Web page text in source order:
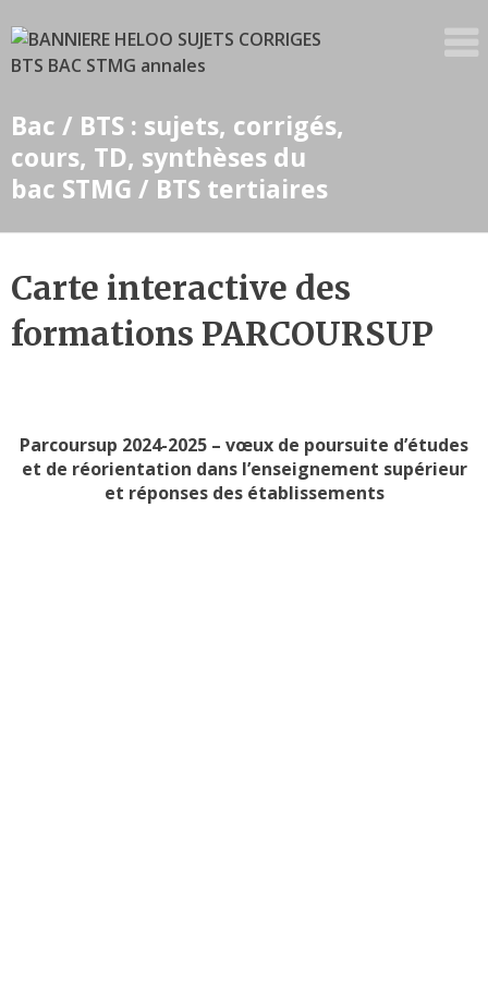
to
content
Bac / BTS : sujets, corrigés,
cours, TD, synthèses du
bac STMG / BTS tertiaires
Carte interactive des
formations PARCOURSUP
Parcoursup 2024-2025 – vœux de poursuite d’études
et de réorientation dans l’enseignement supérieur
et réponses des établissements